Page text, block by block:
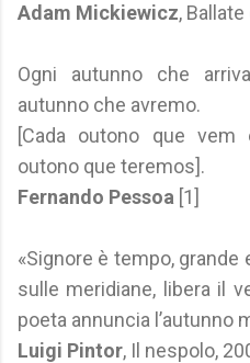
Adam Mickiewicz,
Ogni autunno che
autunno che avremo.
[Cada outono que
outono que teremos].
Fernando Pessoa [1]
«Signore è tempo, grande
sulle meridiane, libera il
poeta annuncia l’autunno
Luigi Pintor, Il nespolo,